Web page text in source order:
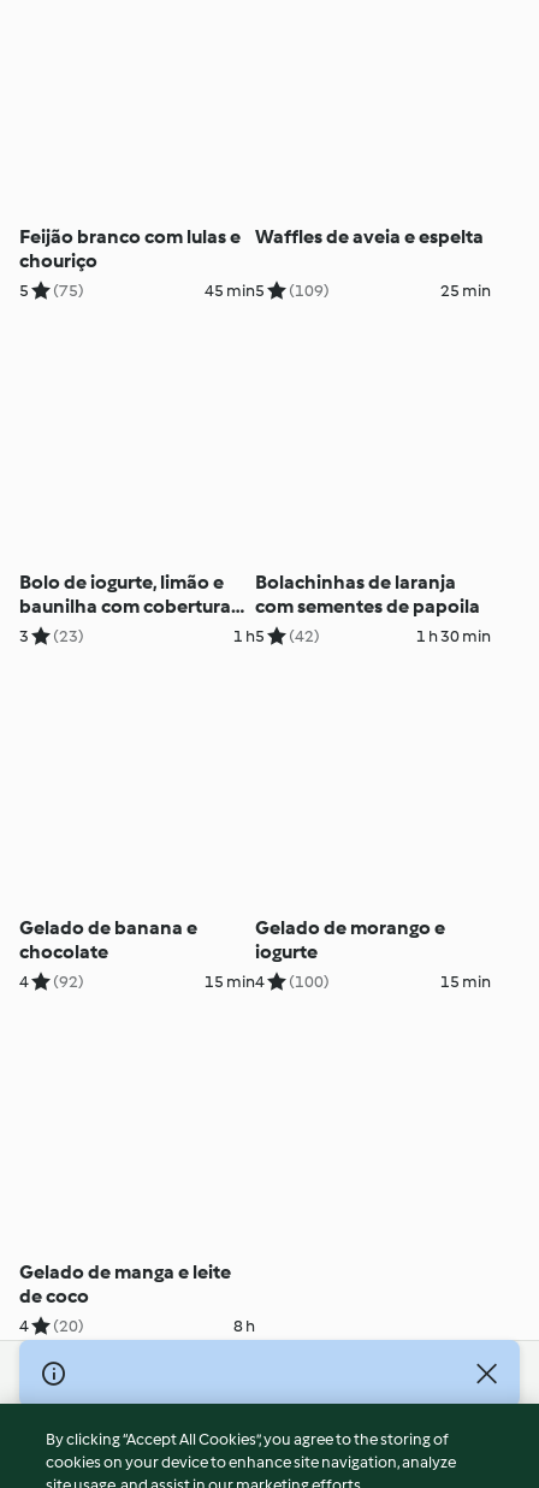
Feijão branco com lulas e
chouriço
5 (75) 45 min
Waffles de aveia e espelta
5 (109) 25 min
Bolo de iogurte, limão e
baunilha com cobertura
de iogurte
3 (23) 1 h
Bolachinhas de laranja
com sementes de papoila
5 (42) 1 h 30 min
Gelado de banana e
chocolate
4 (92) 15 min
Gelado de morango e
iogurte
4 (100) 15 min
Gelado de manga e leite
de coco
4 (20) 8 h
© Copyright 2026
Terms of Service
Privacy Policy
By clicking “Accept All Cookies”, you agree to the storing of
cookies on your device to enhance site navigation, analyze